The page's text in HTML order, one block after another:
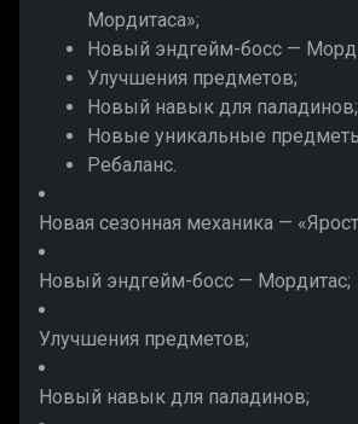
Мордитаса»;
Новый эндгейм-босс —
Улучшения предметов;
Новый навык для паладинов;
Новые уникальные
Ребаланс.
Новая сезонная механика —
Новый эндгейм-босс — Мордитас;
Улучшения предметов;
Новый навык для паладинов;